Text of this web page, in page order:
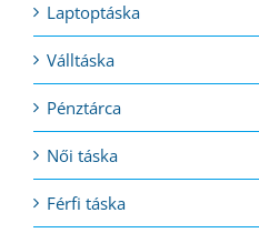
Laptoptáska
Válltáska
Pénztárca
Női táska
Férfi táska